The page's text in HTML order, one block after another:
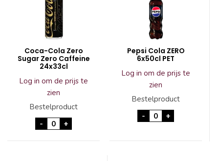
Coca-Cola Zero
Sugar Zero Caffeine
24x33cl
Log in om de prijs te
zien
Bestelproduct
- Coca-Cola Zero Sugar Zero Caffeine 24x33cl
+
Pepsi Cola ZERO
6x50cl PET
Log in om de prijs te
zien
Bestelproduct
- Pepsi Cola ZERO
+